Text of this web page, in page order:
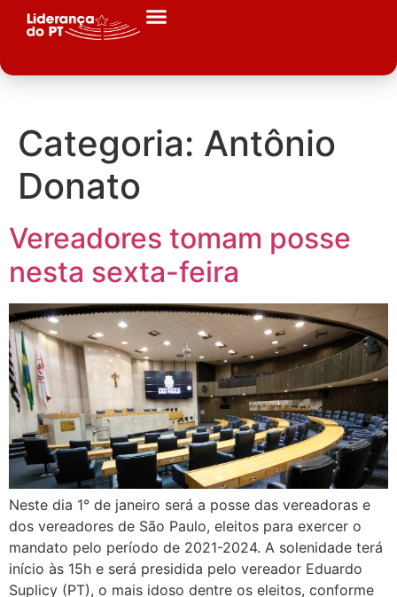
Categoria: Antônio
Donato
Vereadores tomam posse
nesta sexta-feira
Neste dia 1° de janeiro será a posse das vereadoras e
dos vereadores de São Paulo, eleitos para exercer o
mandato pelo período de 2021-2024. A solenidade terá
início às 15h e será presidida pelo vereador Eduardo
Suplicy (PT), o mais idoso dentre os eleitos, conforme